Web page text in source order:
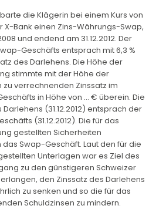
die Klägerin bei einem Kurs von
X-Bank einen Zins-Währungs-Swap,
und endend am 31.12.2012. Der
Geschäfts entsprach mit 6,3 %
des Darlehens. Die Höhe der
stimmte mit der Höhe der
verrechnenden Zinssatz im
in Höhe von … € überein. Die
(31.12.2012) entsprach der
(31.12.2012). Die für das
gestellten Sicherheiten
Swap-Geschäft. Laut den für die
Unterlagen war es Ziel des
zu den günstigeren Schweizer
den Zinssatz des Darlehens
zu senken und so die für das
Schuldzinsen zu mindern.